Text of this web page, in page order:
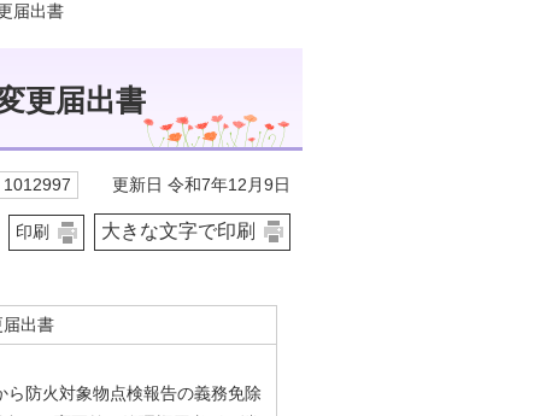
届出書
更届出書
更新日 令和7年12月9日
印刷 大きな文字で印刷
出書
防火対象物点検報告の義務免除